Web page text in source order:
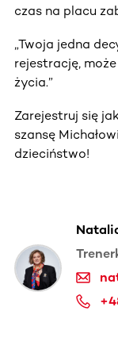
czas na placu
„Twoja jedna
rejestrację,
życia.”
Zarejestruj się
szansę
dzieciństwo!